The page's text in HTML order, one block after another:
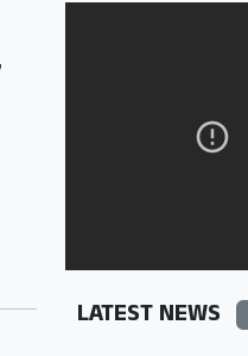
LATEST NEWS